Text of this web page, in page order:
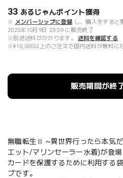
33 あるじゃんポイント獲得
※ メンバーシップに登録 し、購入をすると
2025年10月9日 23:59 に販売終了
※別途送料がかかります。
送料を確認する
※¥10,000以上のご注文で国内送料が無料に
販売期間が終
無職転生Ⅱ ~異世界行ったら本気
エット/マリンセーラー水着)が登場
カードを保護するために利用する
ブです。